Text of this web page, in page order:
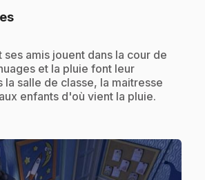
.
ses amis jouent dans la cour de
et la pluie font leur
la salle de classe, la maitresse
enfants d'où vient la pluie.